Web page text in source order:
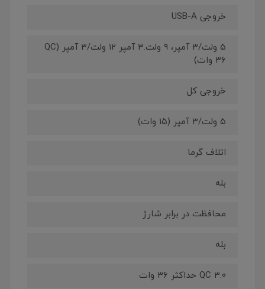
خروجی USB-A
۵ ولت/۳ آمپر، ۹ ولت.۳ آمپر ۱۲ ولت/۳ آمپر (QC
۳۶ وات)
خروجی کل
۵ ولت/۳ آمپر (۱۵ وات)
اتلاف گرما
بله
محافظت در برابر شارژ
بله
QC 3.0 حداکثر ۳۶ وات